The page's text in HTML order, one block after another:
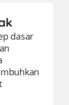
dasar